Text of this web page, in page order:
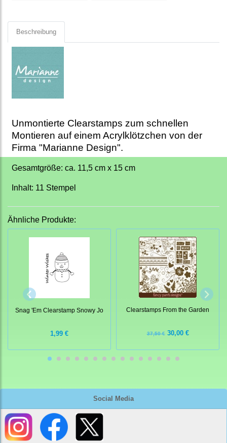
Social Media
Beschreibung
Unmontierte Clearstamps zum schnellen
Montieren auf einem Acrylklötzchen von der
Firma "Marianne Design".
Gesamtgröße: ca. 11,5 cm x 15 cm
Inhalt: 11 Stempel
Ähnliche Produkte:
Snag 'Em Clearstamp Snowy Jo
1,99 €
Clearstamps From the Garden
37,50 €30,00 €